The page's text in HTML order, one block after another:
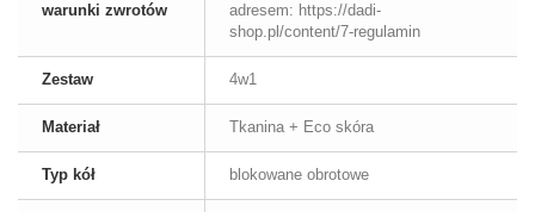
warunki zwrotów
adresem: https://dadi-
shop.pl/content/7-regulamin
Zestaw 4w1
Materiał Tkanina + Eco skóra
Typ kół blokowane obrotowe